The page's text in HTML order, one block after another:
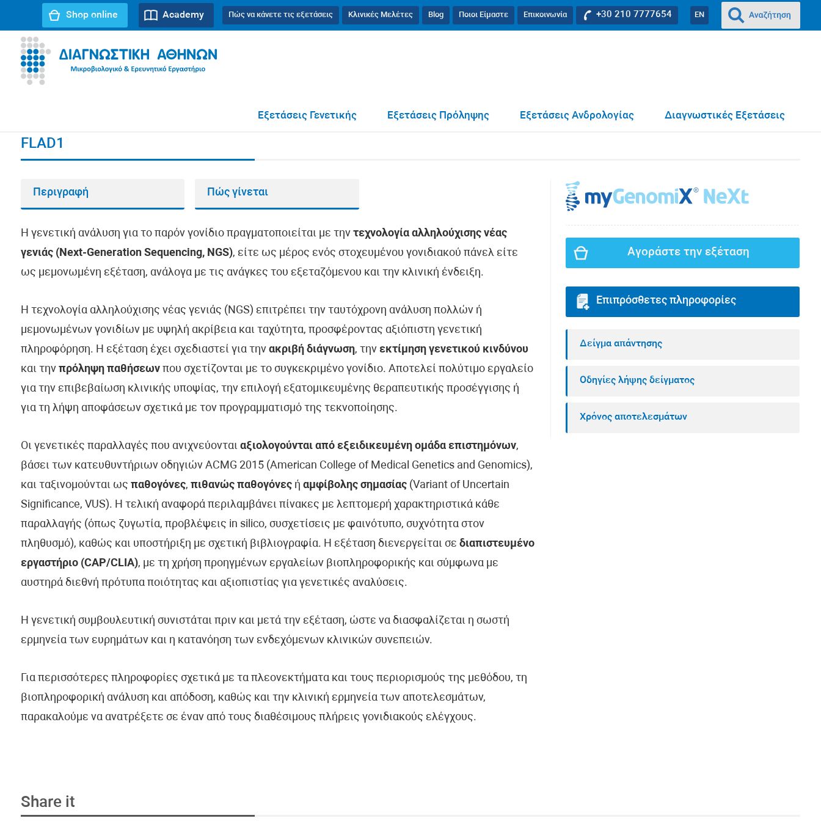
EN
+30 210 7777654
Επικοινωνία
Ποιοι Είμαστε
Blog
Κλινικές Μελέτες
Πώς να κάνετε τις εξετάσεις
Academy
Shop online
Διαγνωστικές Εξετάσεις
Εξετάσεις Ανδρολογίας
Εξετάσεις Πρόληψης
Εξετάσεις Γενετικής
FLAD1
Περιγραφή Πώς γίνεται
Η γενετική ανάλυση για το παρόν γονίδιο πραγματοποιείται με την τεχνολογία αλληλούχισης νέας
γενιάς (Next-Generation Sequencing, NGS), είτε ως μέρος ενός στοχευμένου γονιδιακού πάνελ είτε
ως μεμονωμένη εξέταση, ανάλογα με τις ανάγκες του εξεταζόμενου και την κλινική ένδειξη.
Η τεχνολογία αλληλούχισης νέας γενιάς (NGS) επιτρέπει την ταυτόχρονη ανάλυση πολλών ή
μεμονωμένων γονιδίων με υψηλή ακρίβεια και ταχύτητα, προσφέροντας αξιόπιστη γενετική
πληροφόρηση. Η εξέταση έχει σχεδιαστεί για την ακριβή διάγνωση, την εκτίμηση γενετικού κινδύνου
και την πρόληψη παθήσεωνπου σχετίζονται με το συγκεκριμένο γονίδιο. Αποτελεί πολύτιμο εργαλείο
για την επιβεβαίωση κλινικής υποψίας, την επιλογή εξατομικευμένης θεραπευτικής προσέγγισης ή
για τη λήψη αποφάσεων σχετικά με τον προγραμματισμό της τεκνοποίησης.
Οι γενετικές παραλλαγές που ανιχνεύονται αξιολογούνται από εξειδικευμένη ομάδα επιστημόνων,
βάσει των κατευθυντήριων οδηγιών ACMG 2015 (American College of Medical Genetics and Genomics),
και ταξινομούνται ως παθογόνες, πιθανώς παθογόνεςή αμφίβολης σημασίας(Variant of Uncertain
Significance, VUS). Η τελική αναφορά περιλαμβάνει πίνακες με λεπτομερή χαρακτηριστικά κάθε
παραλλαγής (όπως ζυγωτία, προβλέψεις in silico, συσχετίσεις με φαινότυπο, συχνότητα στον
πληθυσμό), καθώς και υποστήριξη με σχετική βιβλιογραφία. Η εξέταση διενεργείται σε διαπιστευμένο
εργαστήριο (CAP/CLIA), με τη χρήση προηγμένων εργαλείων βιοπληροφορικής και σύμφωνα με
αυστηρά διεθνή πρότυπα ποιότητας και αξιοπιστίας για γενετικές αναλύσεις.
Η γενετική συμβουλευτική συνιστάται πριν και μετά την εξέταση, ώστε να διασφαλίζεται η σωστή
ερμηνεία των ευρημάτων και η κατανόηση των ενδεχόμενων κλινικών συνεπειών.
Για περισσότερες πληροφορίες σχετικά με τα πλεονεκτήματα και τους περιορισμούς της μεθόδου, τη
βιοπληροφορική ανάλυση και απόδοση, καθώς και την κλινική ερμηνεία των αποτελεσμάτων,
παρακαλούμε να ανατρέξετε σε έναν από τους διαθέσιμους πλήρεις γονιδιακούς ελέγχους.
Αγοράστε την εξέταση
Επιπρόσθετες πληροφορίες
Δείγμα απάντησης
Οδηγίες λήψης δείγματος
Χρόνος αποτελεσμάτων
Share it